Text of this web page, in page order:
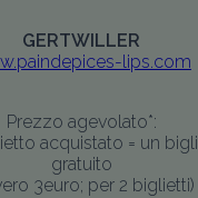
GERTWILLER
lips.com
Prezzo agevolato*:
acquistato = un
gratuito
3euro; per 2 biglietti)